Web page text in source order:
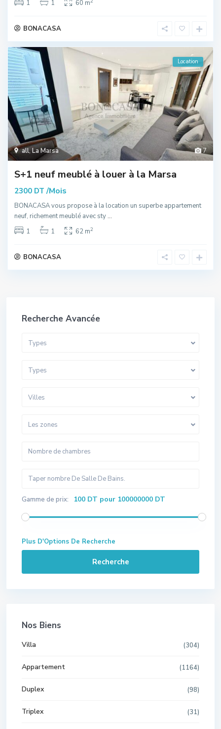
1 1 60 m
BONACASA
7
all,La Marsa
Location
S+1 neuf meublé à louer à la Marsa
2300 DT /Mois
BONACASA vous propose à la location un superbe appartement
neuf, richement meublé avec sty...
1
1 62 m2
BONACASA
Recherche Avancée
Types
Types
Villes
Les zones
Gamme de prix: 100 DT pour 100000000 DT
Plus D'Options De Recherche
Recherche
Nos Biens
Villa (304)
Appartement (1164)
Duplex (98)
Triplex (31)